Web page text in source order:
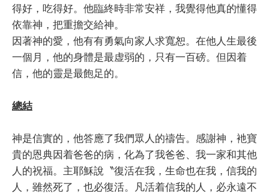
得好，吃得好。他臨終時非常安祥，我覺得他真的懂得
依靠神，把重擔交給神。
因著神的愛，他有有勇氣向家人求寬恕。在他人生最後
一個月，他的身體是最虚弱的，只有一百磅。但因着
信，他的靈是最飽足的。
總結
神是信實的，他答應了我們眾人的禱告。感謝神，衪寶
貴的恩典因着爸爸的病，化為了我爸爸、我一家和其他
人的祝福。主耶穌說〝復活在我，生命也在我，信我的
人，雖然死了，也必復活。凡活着信我的人，必永遠不